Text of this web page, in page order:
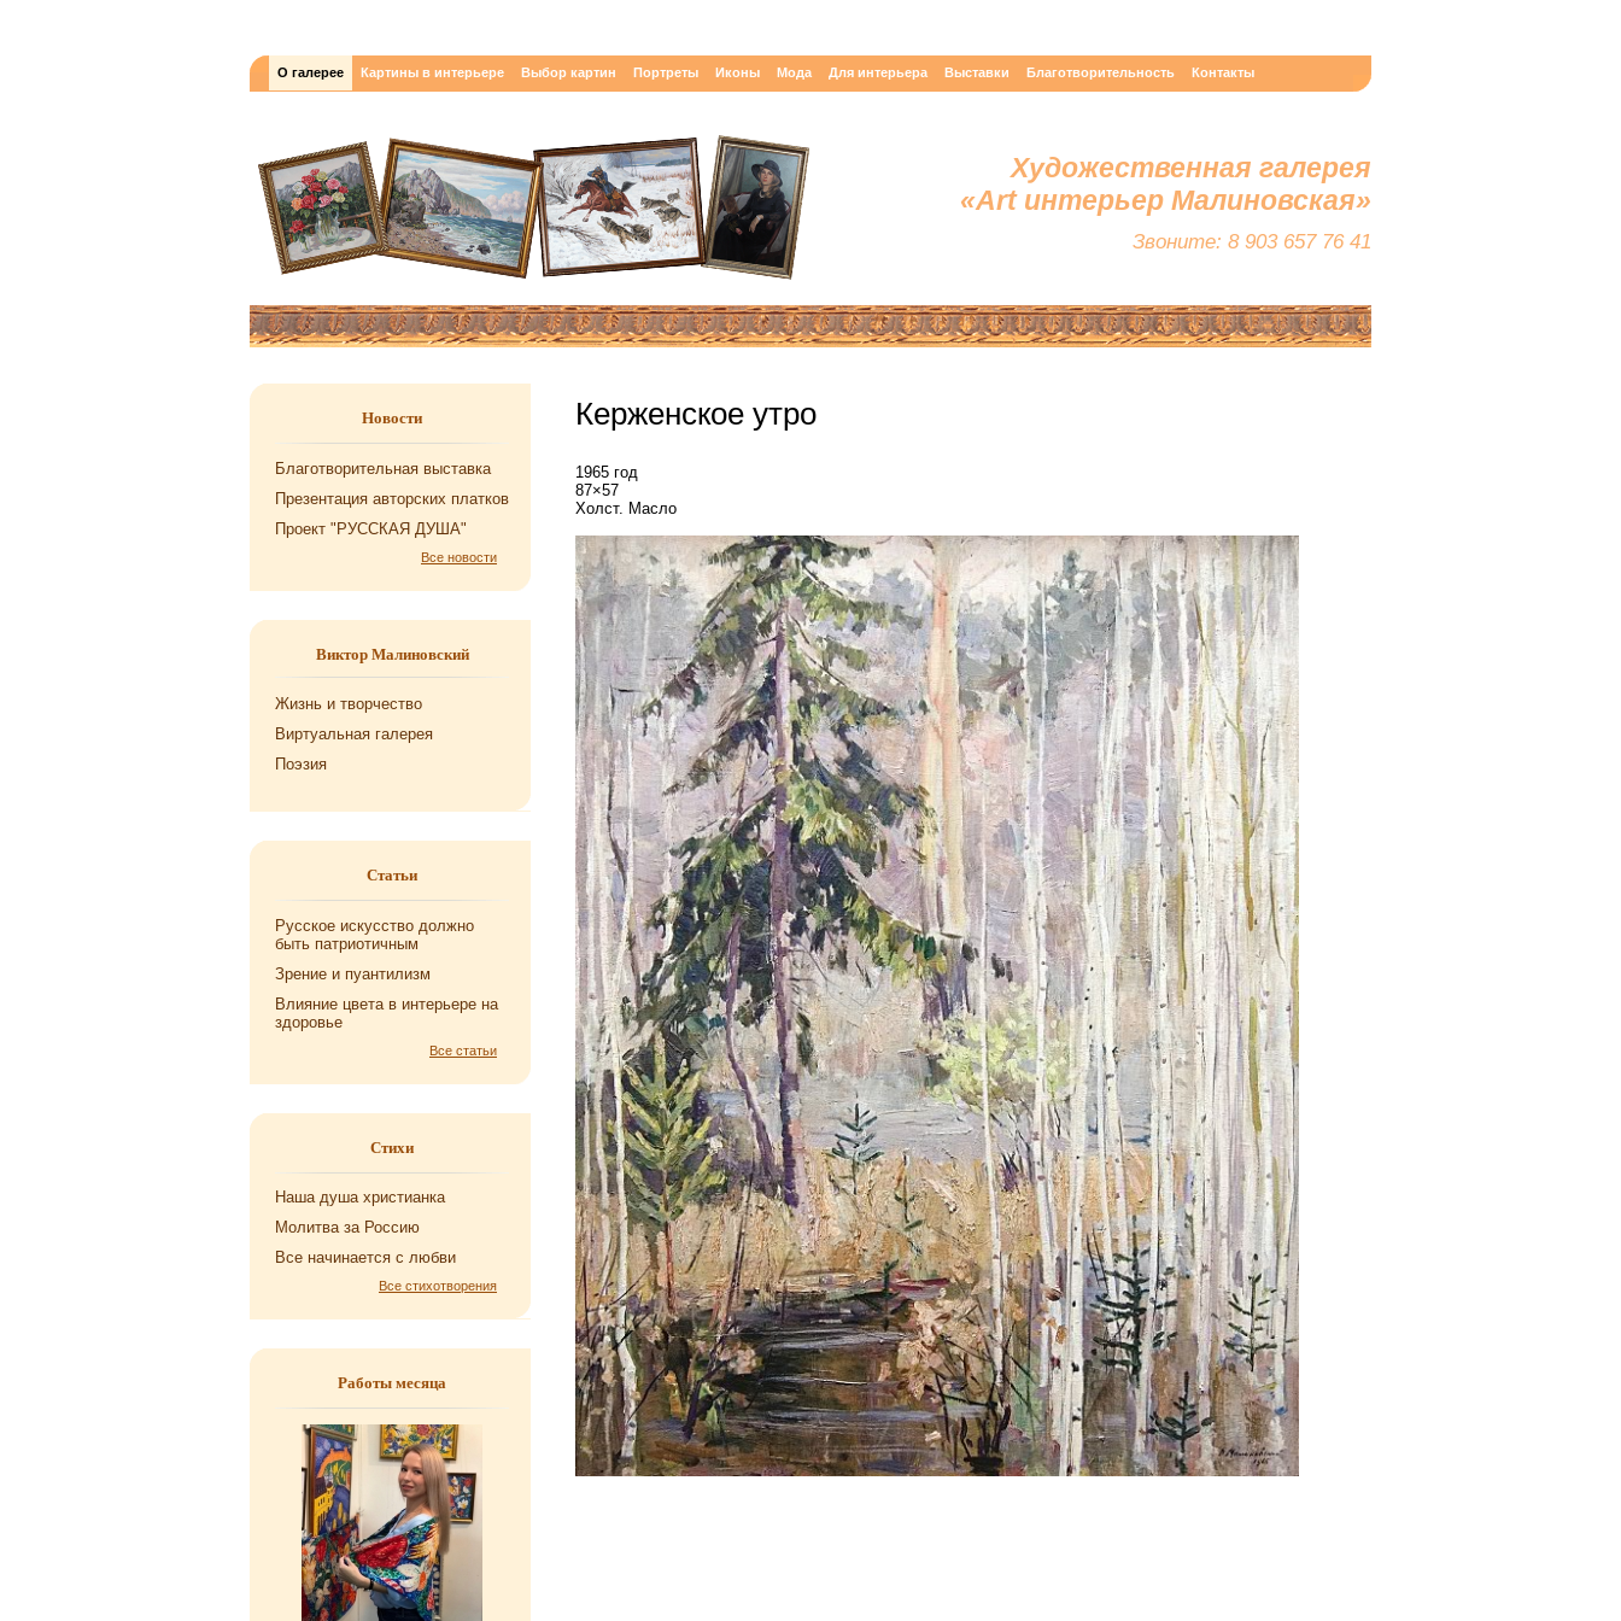
О галерее Картины в интерьере Выбор картин Портреты Иконы Мода Для интерьера Выставки Благотворительность Контакты
Художественная галерея
«Art интерьер Малиновская»
Звоните: 8 903 657 76 41
Новости
Благотворительная выставка
Презентация авторских платков
Проект "РУССКАЯ ДУША"
Все новости
Виктор Малиновский
Жизнь и творчество
Виртуальная галерея
Поэзия
Статьи
Русское искусство должно
быть патриотичным
Зрение и пуантилизм
Влияние цвета в интерьере на
здоровье
Все статьи
Стихи
Наша душа хри­сти­ан­ка
Мо­лит­ва за Рос­сию
Все на­чи­на­ет­ся с любви
Все стихотворения
Работы месяца
Керженское утро
1965 год
87×57
Холст. Масло